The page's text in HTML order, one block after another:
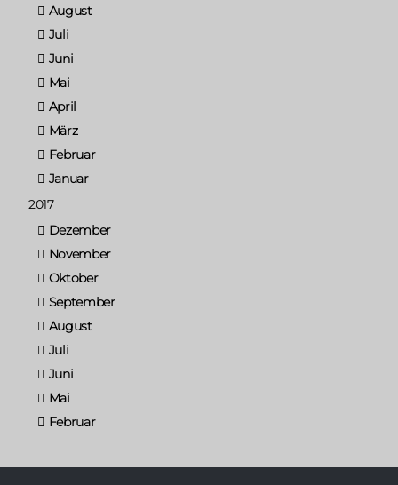
August
Juli
Juni
Mai
April
März
Februar
Januar
2017
Dezember
November
Oktober
September
August
Juli
Juni
Mai
Februar